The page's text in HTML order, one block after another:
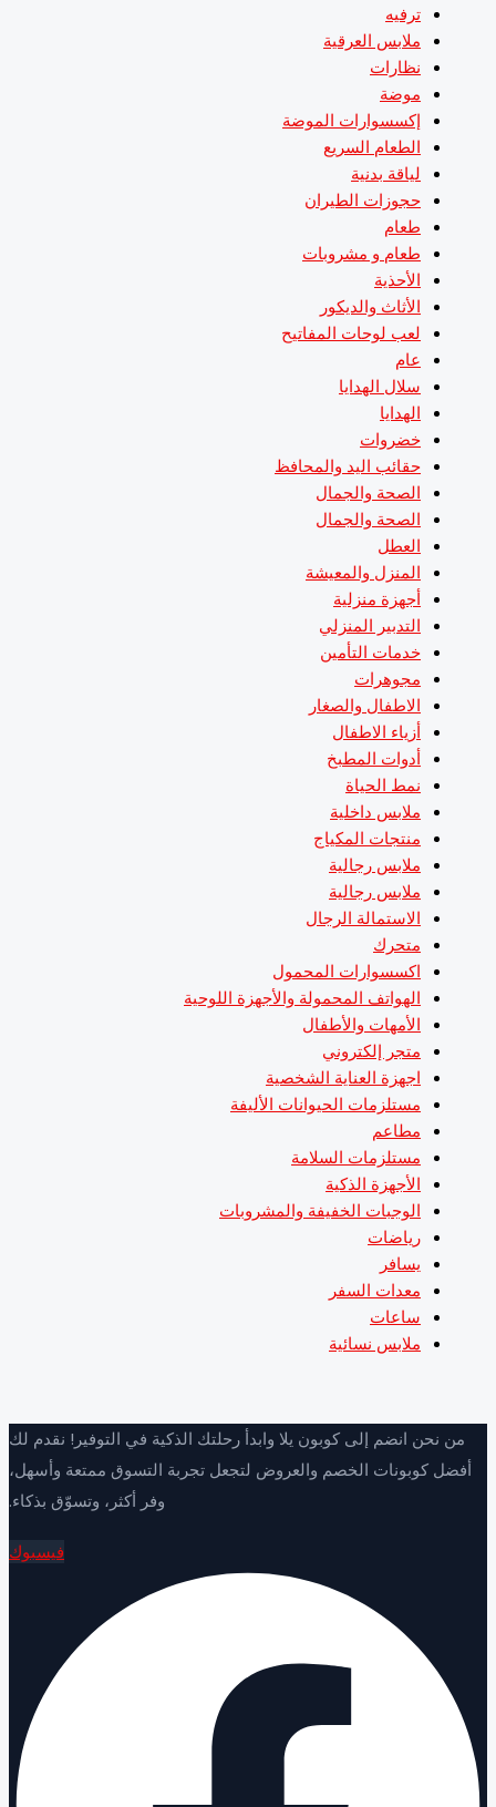
ترفيه
ملابس العرقية
نظارات
موضة
إكسسوارات الموضة
الطعام السريع
لياقة بدنية
حجوزات الطيران
طعام
طعام و مشروبات
الأحذية
الأثاث والديكور
لعب لوحات المفاتيح
عام
سلال الهدايا
الهدايا
خضروات
حقائب اليد والمحافظ
الصحة والجمال
الصحة والجمال
العطل
المنزل والمعيشة
أجهزة منزلية
التدبير المنزلي
خدمات التأمين
مجوهرات
الاطفال والصغار
أزياء الاطفال
أدوات المطبخ
نمط الحياة
ملابس داخلية
منتجات المكياج
ملابس رجالية
ملابس رجالية
الاستمالة الرجال
متحرك
اكسسوارات المحمول
الهواتف المحمولة والأجهزة اللوحية
الأمهات والأطفال
متجر إلكتروني
اجهزة العناية الشخصية
مستلزمات الحيوانات الأليفة
مطاعم
مستلزمات السلامة
الأجهزة الذكية
الوجبات الخفيفة والمشروبات
رياضات
يسافر
معدات السفر
ساعات
ملابس نسائية
نحن انضم إلى كوبون يلا وابدأ رحلتك الذكية في التوفير! نقدم لك
كوبونات الخصم والعروض لتجعل تجربة التسوق ممتعة وأسهل،
وفر أكثر، وتسوّق بذكاء.
فيسبوك